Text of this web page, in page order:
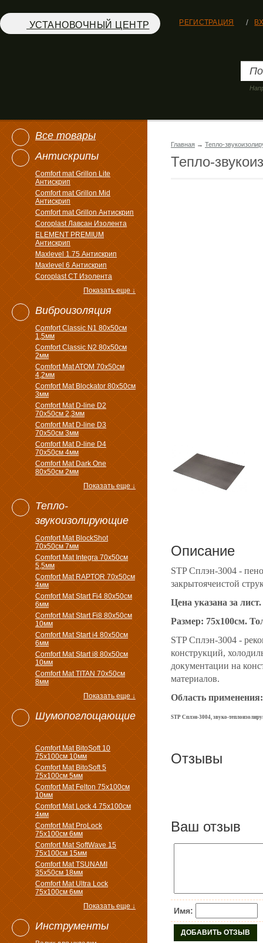
УСТАНОВОЧНЫЙ ЦЕНТР РЕГИСТРАЦИЯ
Все товары
Антискрипы
Comfort mat Grillon Lite
Антискрип
Comfort mat Grillon Mid
Антискрип
Comfort mat Grillon Антискрип
Coroplast Лавсан Изолента
ELEMENT PREMIUM
Антискрип
Maxlevel 1.75 Антискрип
Maxlevel 6 Антискрип
Coroplast CT Изолента
Показать еще ↓
Виброизоляция
Comfort Classic N1 80x50см
1,5мм
Comfort Classic N2 80x50см
2мм
Comfort Mat ATOM 70x50см
4,2мм
Comfort Mat Blockator 80х50см
3мм
Comfort Mat D-line D2
70х50см 2,3мм
Comfort Mat D-line D3
70х50см 3мм
Comfort Mat D-line D4
70х50см 4мм
Comfort Mat Dark One
80x50см 2мм
Показать еще ↓
Тепло-
звукоизолирующие
Comfort Mat BlockShot
70х50см 7мм
Comfort Mat Integra 70х50см
5,5мм
Comfort Mat RAPTOR 70х50см
4мм
Comfort Mat Start Fi4 80х50см
6мм
Comfort Mat Start Fi8 80х50см
10мм
Comfort Mat Start i4 80х50см
6мм
Comfort Mat Start i8 80х50см
10мм
Comfort Mat TITAN 70х50см
8мм
Показать еще ↓
Шумопоглощающие
Comfort Mat BitoSoft 10
75x100см 10мм
Comfort Mat BitoSoft 5
75x100см 5мм
Comfort Mat Felton 75х100см
10мм
Comfort Mat Lock 4 75х100см
4мм
Comfort Mat ProLock
75х100см 6мм
Comfort Mat SoftWave 15
75х100см 15мм
Comfort Mat TSUNAMI
35х50см 18мм
Comfort Mat Ultra Lock
75х100см 6мм
Показать еще ↓
Инструменты
Главная → Тепло-
Тепло-
Описание
STP Сплэн-3004 -
закрытоячеистой
Цена указана за лист.
Размер: 75х100см.
STP Сплэн-3004 -
конструкций,
документации на
материалов.
Область применения:
STP Сплэн-3004, звуко-
Отзывы
Ваш отзыв
Имя: